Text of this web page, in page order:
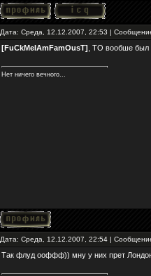
Дата: Среда, 12.12.2007, 22:53 |
[FuCkMeIAmFamOusT] , ТО вообше был
Нет ничего вечного...
Дата: Среда, 12.12.2007, 22:54 |
Так флуд ооффф)) мну у них прет